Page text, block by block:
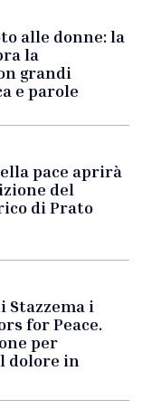
alle donne: la
la
grandi
e parole
pace aprirà
del
di Prato
Stazzema i
for Peace.
per
dolore in